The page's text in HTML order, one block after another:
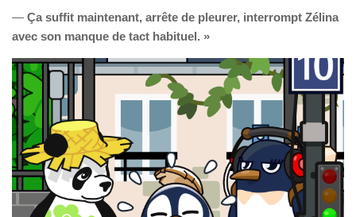
— Ça suffit maintenant, arrête de pleurer, interrompt Zélina
avec son manque de tact habituel. »